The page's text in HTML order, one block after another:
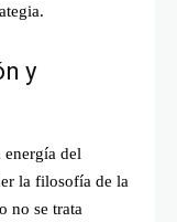
y
energía del
la filosofía de la
no se trata